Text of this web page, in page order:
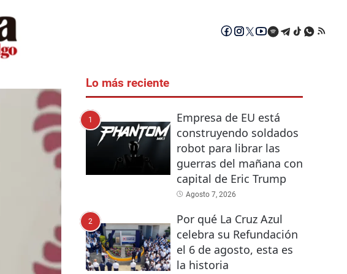
Lo más reciente
1
Empresa de EU está
construyendo soldados
robot para librar las
guerras del mañana con
capital de Eric Trump
Agosto 7, 2026
2
Por qué La Cruz Azul
celebra su Refundación
el 6 de agosto, esta es
la historia